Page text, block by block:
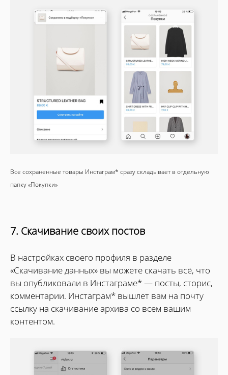
Все сохраненные товары Инстаграм* сразу складывает в отдельную
папку «Покупки»
7. Скачивание своих постов
В настройках своего профиля в разделе
«Скачивание данных» вы можете скачать всё, что
вы опубликовали в Инстаграме* — посты, сторис,
комментарии. Инстаграм* вышлет вам на почту
ссылку на скачивание архива со всем вашим
контентом.